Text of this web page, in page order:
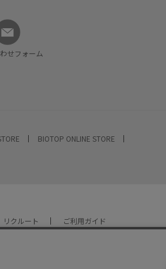
せフォーム
BIOTOP ONLINE STORE
リクルート ご利用ガイド